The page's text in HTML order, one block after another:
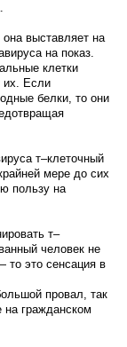
она выставляет на
на показ.
клетки
их. Если
белки, то они
т–клеточный
мере до сих
пользу на
т–
человек не
то это сенсация в
провал, так
на гражданском